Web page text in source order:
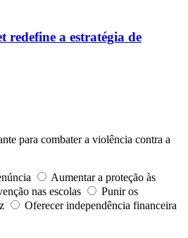
redefine a estratégia de
para combater a violência contra a
Aumentar a proteção às
nas escolas
Punir os
Oferecer independência financeira